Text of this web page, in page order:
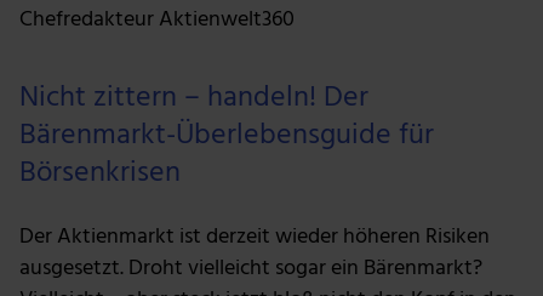
Chefredakteur Aktienwelt360
Nicht zittern – handeln! Der
Bärenmarkt-Überlebensguide für
Börsenkrisen
Der Aktienmarkt ist derzeit wieder höheren Risiken
ausgesetzt. Droht vielleicht sogar ein Bärenmarkt?